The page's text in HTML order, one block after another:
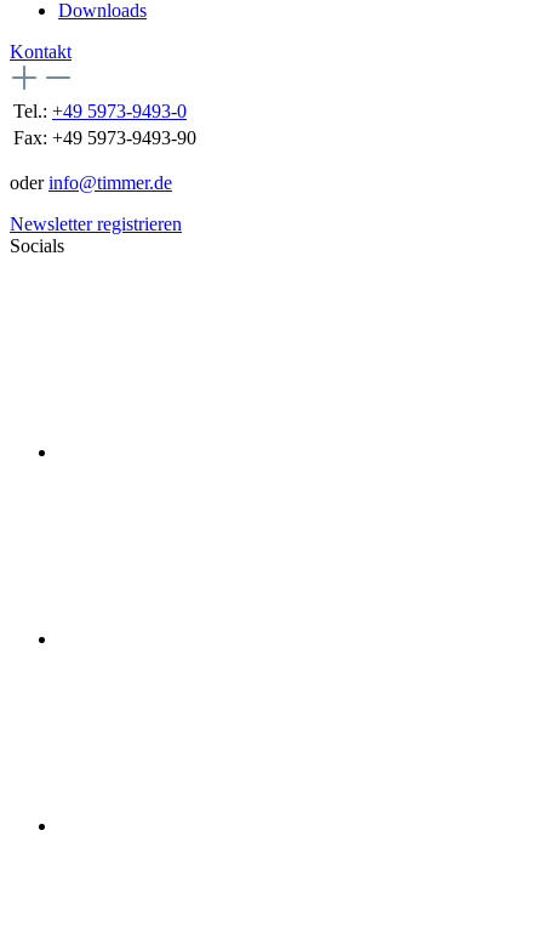
Downloads
Kontakt
Tel.: +49 5973-9493-0
Fax: +49 5973-9493-90
oderinfo@timmer.de
Newsletter registrieren
Socials